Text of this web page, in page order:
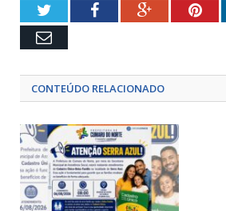
TwitterFacebookGoogle+
Email
CONTEÚDO RELACIONADO